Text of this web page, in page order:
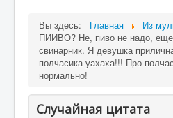
Вы здесь: Главная
Из
ПИИВО? Не, пиво не надо,
свинарник. Я девушка
полчасика уахаха!!! Про
нормально!
Случайная цитата